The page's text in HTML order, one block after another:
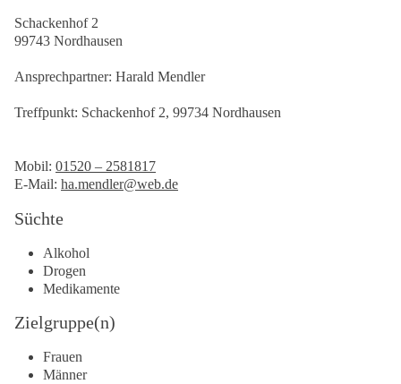
Schackenhof 2
99743 Nordhausen
Ansprechpartner: Harald Mendler
Treffpunkt: Schackenhof 2, 99734 Nordhausen
Mobil: 01520 – 2581817
E-Mail: ha.mendler@web.de
Süchte
Alkohol
Drogen
Medikamente
Zielgruppe(n)
Frauen
Männer